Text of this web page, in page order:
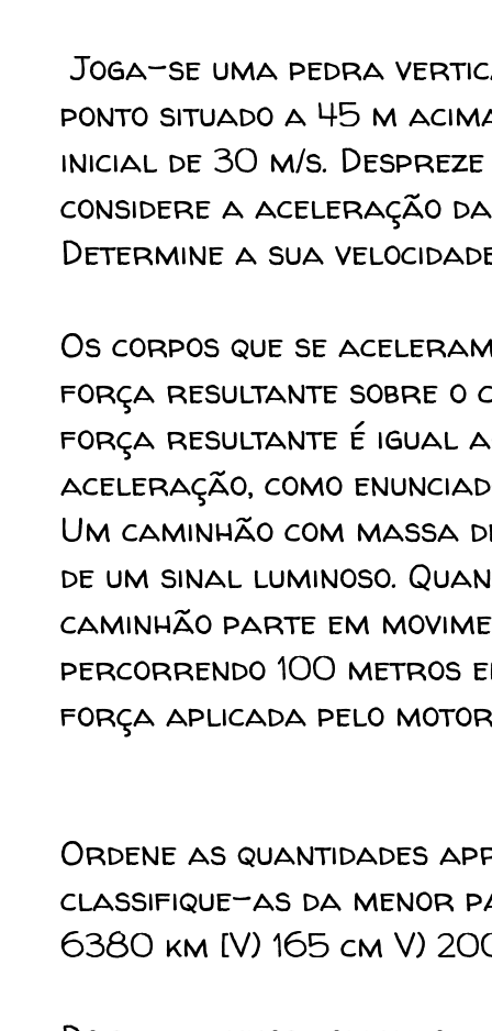
Joga-se uma pedra
ponto situado a 45 m
inicial de 30 m/s.
considere a aceleração
Determine a sua
Os corpos que se
força resultante sobre o
força resultante é igual
aceleração, como
Um caminhão com
de um sinal luminoso.
caminhão parte em
percorrendo 100 metros
força aplicada pelo
Ordene as quantidades
classifique-as da menor
6380 km [V) 165 cm V)